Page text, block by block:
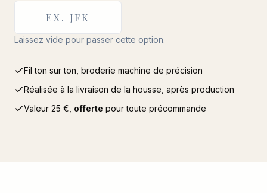
Laissez vide pour passer cette option.
Fil ton sur ton, broderie machine de précision
Réalisée à la livraison de la housse, après production
Valeur 25 €, offerte pour toute précommande